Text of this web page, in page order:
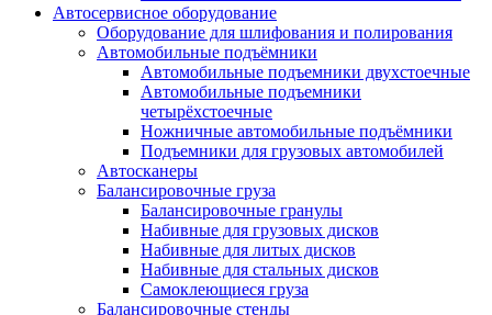
Автосервисное оборудование
Оборудование для шлифования и полирования
Автомобильные подъёмники
Автомобильные подъемники двухстоечные
Автомобильные подъемники
четырёхстоечные
Ножничные автомобильные подъёмники
Подъемники для грузовых автомобилей
Автосканеры
Балансировочные груза
Балансировочные гранулы
Набивные для грузовых дисков
Набивные для литых дисков
Набивные для стальных дисков
Самоклеющиеся груза
Балансировочные стенды